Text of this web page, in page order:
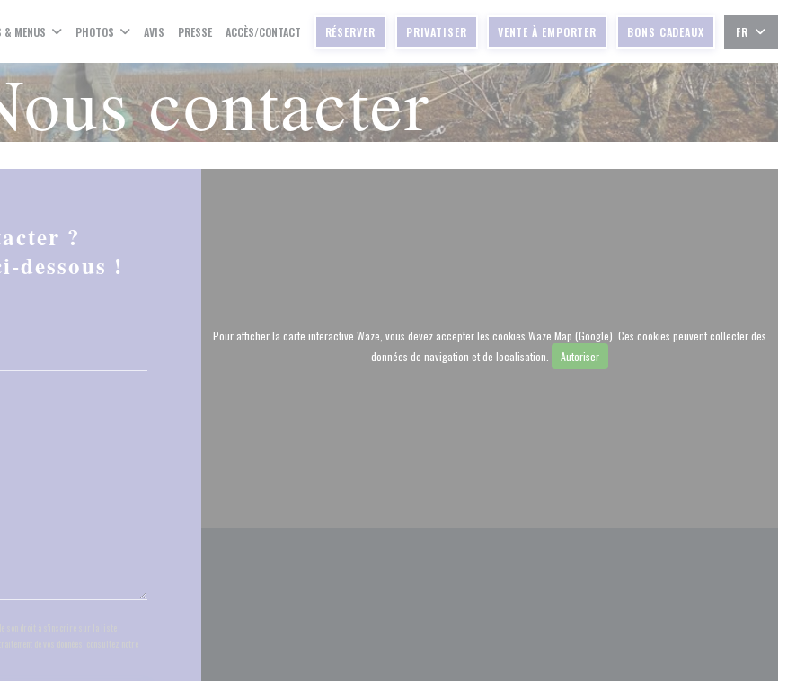
& MENUS PHOTOS AVIS PRESSE ACCÈS/CONTACT RÉSERVER PRIVATISER VENTE À EMPORTER BONS CADEAUX FR
contacter
?
dessous !
Pour afficher la carte interactive Waze, vous devez accepter les cookies Waze Map (Google). Ces cookies peuvent collecter des
données de navigation et de localisation.
Autoriser